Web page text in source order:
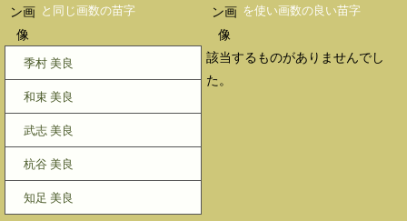
と同じ画数の苗字
季村 美良
和束 美良
武志 美良
杭谷 美良
知足 美良
を使い画数の良い苗字
該当するものがありませんでし
た。